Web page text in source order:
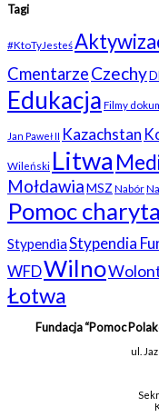
Tagi
#KtoTyJesteś
CmentarzeCzechy
Edukacja Filmy
Jan Paweł II Kazachstan
Wileński Litwa
MołdawiaMSZ Nabór
Pomoc
StypendiaStypendia
WFDWilno
Łotwa
Fundacja “Pomoc
ul.